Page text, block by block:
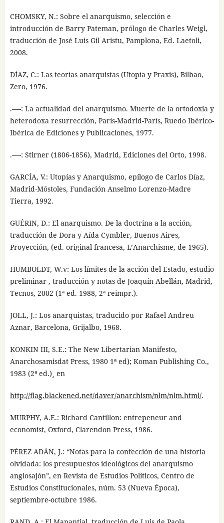
CHOMSKY, N.: Sobre el anarquismo, selección e
introducción de Barry Pateman, prólogo de Charles Weigl,
traducción de José Luis Gil Aristu, Pamplona, Ed. Laetoli,
2008.
DÍAZ, C.: Las teorías anarquistas (Utopía y Praxis), Bilbao,
Zero, 1976.
.—-: La actualidad del anarquismo. Muerte de la ortodoxia y
heterodoxa resurrección, París-Madrid-París, Ruedo Ibérico-
Ibérica de Ediciones y Publicaciones, 1977.
.—-: Stirner (1806-1856), Madrid, Ediciones del Orto, 1998.
GARCÍA, V.: Utopías y Anarquismo, epílogo de Carlos Díaz,
Madrid-Móstoles, Fundación Anselmo Lorenzo-Madre
Tierra, 1992.
GUÉRIN, D.: El anarquismo. De la doctrina a la acción,
traducción de Dora y Aída Cymbler, Buenos Aires,
Proyección, (ed. original francesa, L’Anarchisme, de 1965).
HUMBOLDT, W.v: Los límites de la acción del Estado, estudio
preliminar , traducción y notas de Joaquín Abellán, Madrid,
Tecnos, 2002 (1ª ed. 1988, 2ª reimpr.).
JOLL, J.: Los anarquistas, traducido por Rafael Andreu
Aznar, Barcelona, Grijalbo, 1968.
KONKIN III, S.E.: The New Libertarian Manifesto,
Anarchosamisdat Press, 1980 1ª ed); Koman Publishing Co.,
1983 (2ª ed.)¸ en
http://flag.blackened.net/daver/anarchism/nlm/nlm.html/.
MURPHY, A.E.: Richard Cantillon: entrepeneur and
economist, Oxford, Clarendon Press, 1986.
PÉREZ ADÁN, J.: “Notas para la confección de una historia
olvidada: los presupuestos ideológicos del anarquismo
anglosajón”, en Revista de Estudios Políticos, Centro de
Estudios Constitucionales, núm. 53 (Nueva Época),
septiembre-octubre 1986.